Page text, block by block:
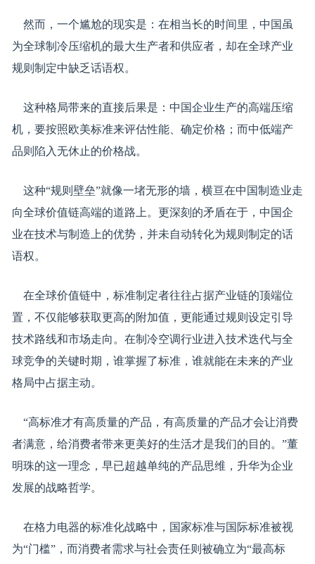
然而，一个尴尬的现实是：在相当长的时间里，中国虽
为全球制冷压缩机的最大生产者和供应者，却在全球产业
规则制定中缺乏话语权。
这种格局带来的直接后果是：中国企业生产的高端压缩
机，要按照欧美标准来评估性能、确定价格；而中低端产
品则陷入无休止的价格战。
这种“规则壁垒”就像一堵无形的墙，横亘在中国制造业走
向全球价值链高端的道路上。更深刻的矛盾在于，中国企
业在技术与制造上的优势，并未自动转化为规则制定的话
语权。
在全球价值链中，标准制定者往往占据产业链的顶端位
置，不仅能够获取更高的附加值，更能通过规则设定引导
技术路线和市场走向。在制冷空调行业进入技术迭代与全
球竞争的关键时期，谁掌握了标准，谁就能在未来的产业
格局中占据主动。
“高标准才有高质量的产品，有高质量的产品才会让消费
者满意，给消费者带来更美好的生活才是我们的目的。”董
明珠的这一理念，早已超越单纯的产品思维，升华为企业
发展的战略哲学。
在格力电器的标准化战略中，国家标准与国际标准被视
为“门槛”，而消费者需求与社会责任则被确立为“最高标